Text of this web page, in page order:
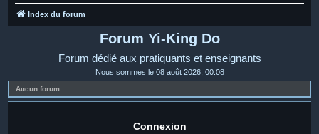
Index du forum
Forum Yi-King Do
Forum dédié aux pratiquants et enseignants
Nous sommes le 08 août 2026, 00:08
Aucun forum.
Connexion